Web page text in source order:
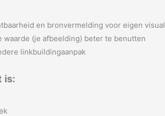
en bronvermelding voor eigen
waarde (je afbeelding) beter te benutten
linkbuildingaanpak
is: